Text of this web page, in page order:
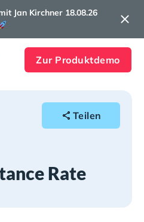
Jan Kirchner 18.08.26
Zur Produktdemo
Teilen
Rate